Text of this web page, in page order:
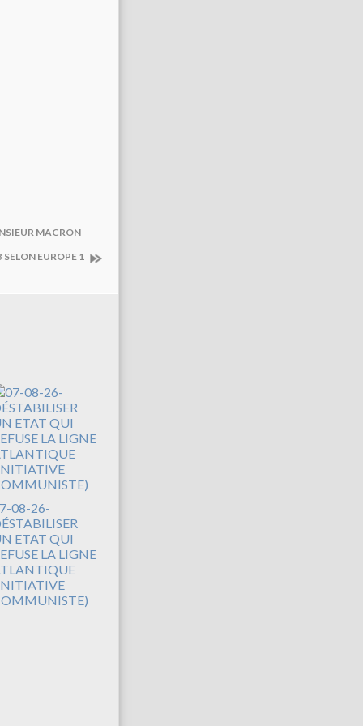
MACRON
EUROPE 1
08-26-
ETAT QUI
LA LIGNE